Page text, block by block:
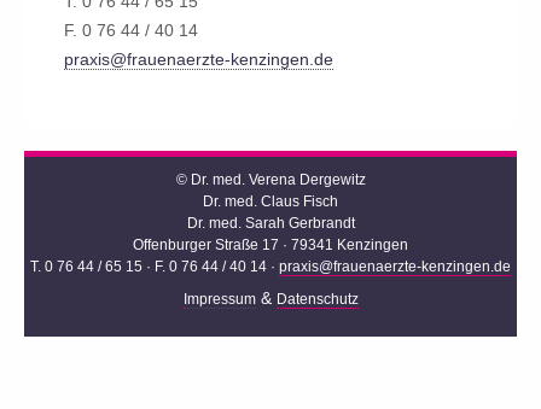
F. 0 76 44 / 40 14
praxis@frauenaerzte-kenzingen.de
© Dr. med. Verena Dergewitz
Dr. med. Claus Fisch
Dr. med. Sarah Gerbrandt
Offenburger Straße 17 · 79341 Kenzingen
T. 0 76 44 / 65 15 · F. 0 76 44 / 40 14 · praxis@frauenaerzte-kenzingen.de
Impressum& Datenschutz